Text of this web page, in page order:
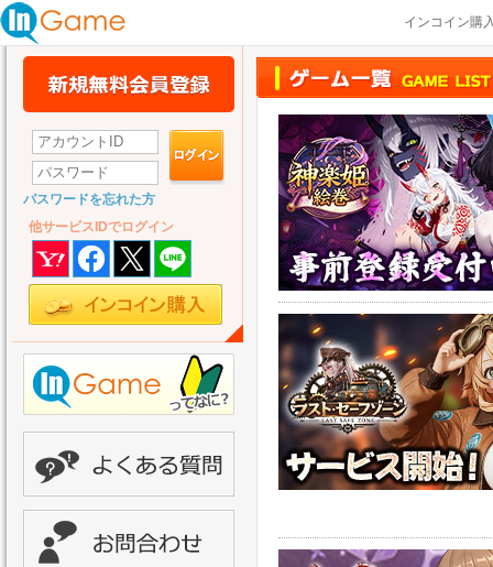
インコイン購
パスワードを忘れた方
他サービスIDでログイン